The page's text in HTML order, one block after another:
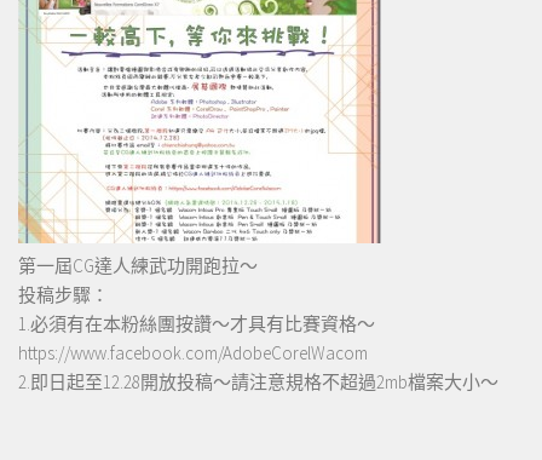
第一屆CG達人練武功開跑拉～
投稿步驟：
1.必須有在本粉絲團按讚～才具有比賽資格～
https://www.facebook.com/AdobeCorelWacom
2.即日起至12.28開放投稿～請注意規格不超過2mb檔案大小～